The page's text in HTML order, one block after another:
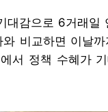
대감으로 6거래일
비교하면 이날
서 정책 수혜가